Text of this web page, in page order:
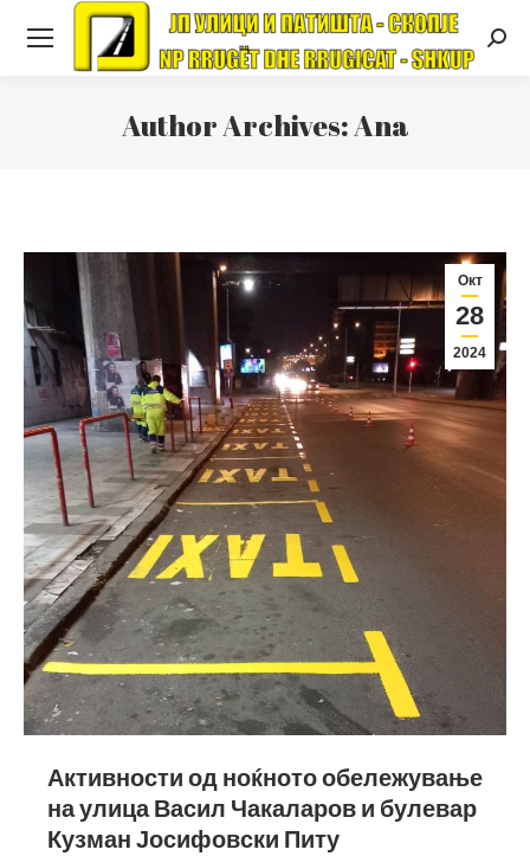
Author Archives:Ana
Окт
28
2024
Активности од ноќното обележување
на улица Васил Чакаларов и булевар
Кузман Јосифовски Питу